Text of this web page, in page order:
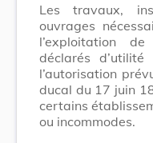
Les travaux,
ouvrages
l’exploitation
déclarés
l’autorisation
ducal du 17 juin
certains
ou incommodes.